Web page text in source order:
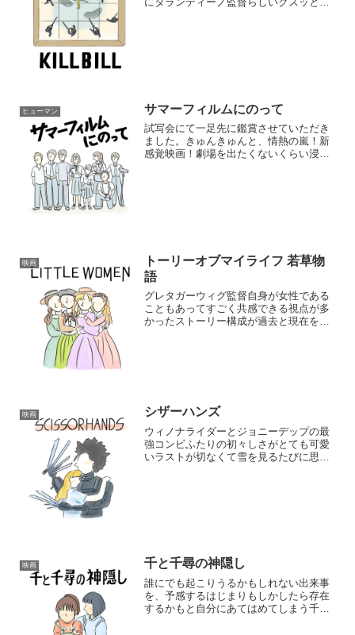
ヒューマン サマーフィルムにのって
試写会にて一足先に鑑賞させていただき
ました。きゅんきゅんと、情熱の嵐！新
感覚映画！劇場を出たくないくらい浸り
映画
トーリーオブマイライフ 若草物
語
グレタガーウィグ監督自身が女性である
こともあってすごく共感できる視点が多
かったストーリー構成が過去と現在を行
映画 シザーハンズ
ウィノナライダーとジョニーデップの最
強コンビふたりの初々しさがとても可愛
いラストが切なくて雪を見るたびに思い
映画 千と千尋の神隠し
誰にでも起こりうるかもしれない出来事
を、予感するはじまりもしかしたら存在
するかもと自分にあてはめてしまう千尋